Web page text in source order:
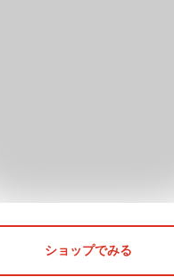
ショップでみる